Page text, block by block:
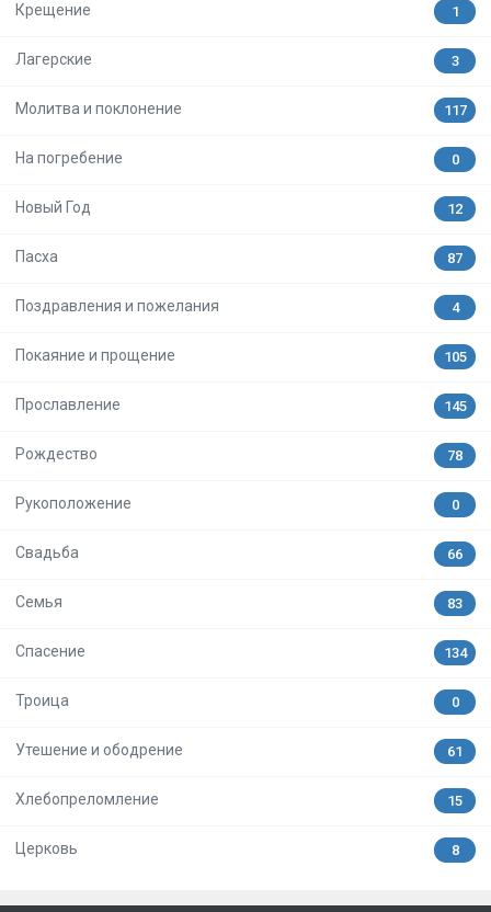
Крещение 1
Лагерские 3
Молитва и поклонение 117
На погребение 0
Новый Год 12
Пасха 87
Поздравления и пожелания 4
Покаяние и прощение 105
Прославление 145
Рождество 78
Рукоположение 0
Свадьба 66
Семья 83
Спасение 134
Троица 0
Утешение и ободрение 61
Хлебопреломление 15
Церковь 8